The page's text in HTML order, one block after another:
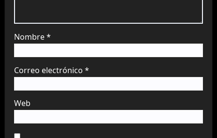
Nombre*
Correo electrónico *
Web